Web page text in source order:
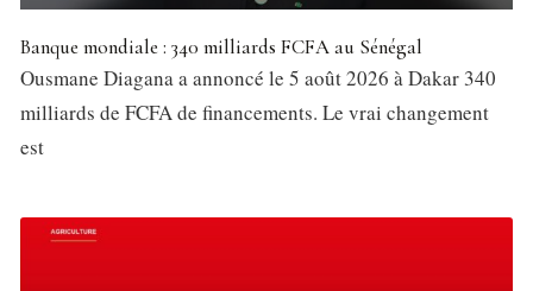
Banque mondiale : 340 milliards FCFA au Sénégal
Ousmane Diagana a annoncé le 5 août 2026 à Dakar 340
milliards de FCFA de financements. Le vrai changement
est